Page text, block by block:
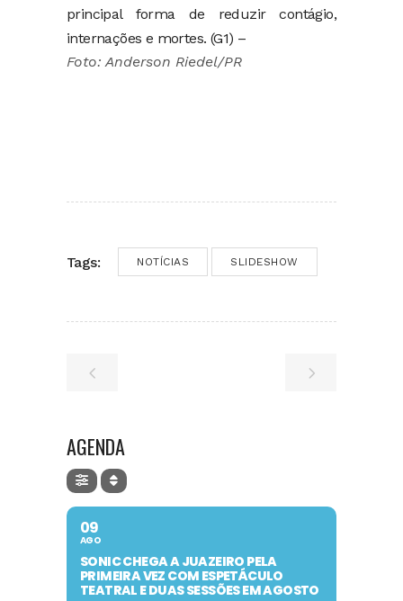
principal forma de reduzir contágio,
internações e mortes. (G1) –
Foto: Anderson Riedel/PR
Tags: NOTÍCIAS SLIDESHOW
AGENDA
09
AGO
SONIC CHEGA A JUAZEIRO PELA
PRIMEIRA VEZ COM ESPETÁCULO
TEATRAL E DUAS SESSÕES EM AGOSTO